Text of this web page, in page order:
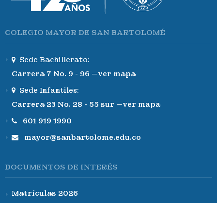
COLEGIO MAYOR DE SAN BARTOLOMÉ
Sede Bachillerato:
Carrera 7 No. 9 - 96 —ver mapa
Sede Infantiles:
Carrera 23 No. 28 - 55 sur —ver mapa
601 919 1990
mayor@sanbartolome.edu.co
DOCUMENTOS DE INTERÉS
Matrículas 2026